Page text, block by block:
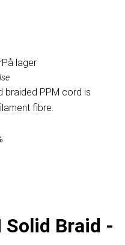
På lager
braided PPM cord is
fibre.
Solid Braid -